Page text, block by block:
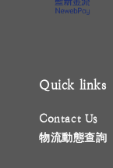
Quick links
Contact Us
物流動態查詢